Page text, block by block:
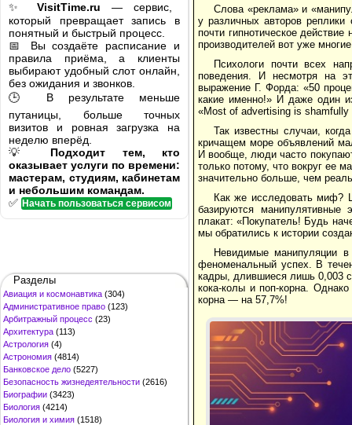
✨ VisitTime.ru — сервис,
который превращает запись в
понятный и быстрый процесс.
📅 Вы создаёте расписание и
правила приёма, а клиенты
выбирают удобный слот онлайн,
без ожидания и звонков.
🕒 В результате меньше
путаницы, больше точных
визитов и ровная загрузка на
неделю вперёд.
💡 Подходит тем, кто
оказывает услуги по времени:
мастерам, студиям, кабинетам
и небольшим командам.
✅ Начать пользоваться сервисом
Разделы
Авиация и космонавтика (304)
Административное право (123)
Арбитражный процесс (23)
Архитектура (113)
Астрология (4)
Астрономия (4814)
Банковское дело (5227)
Безопасность жизнедеятельности (2616)
Биографии (3423)
Биология (4214)
Биология и химия (1518)
Слова «реклама» и
у различных авторов
почти гипнотическое
производителей вот уже
Психологи почти всех
поведения. И несмотря на
выражение Г. Форда: «50
какие именно!» И даже один
«Most of advertising is
Так известны случаи,
кричащем море объявлений
И вообще, люди часто
только потому, что вокруг ее
значительно больше, чем
Как же исследовать миф?
базируются
плакат: «Покупатель! Будь
мы обратились к истории
Невидимые манипуляции
феноменальный успех. В
кадры, длившиеся лишь 0,003
кока-колы и поп-корна.
корна — на 57,7%!